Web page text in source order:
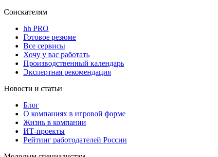
Соискателям
hh PRO
Готовое резюме
Все сервисы
Хочу у вас работать
Производственный календарь
Экспертная рекомендация
Новости и статьи
Блог
О компаниях в игровой форме
Жизнь в компании
ИТ-проекты
Рейтинг работодателей России